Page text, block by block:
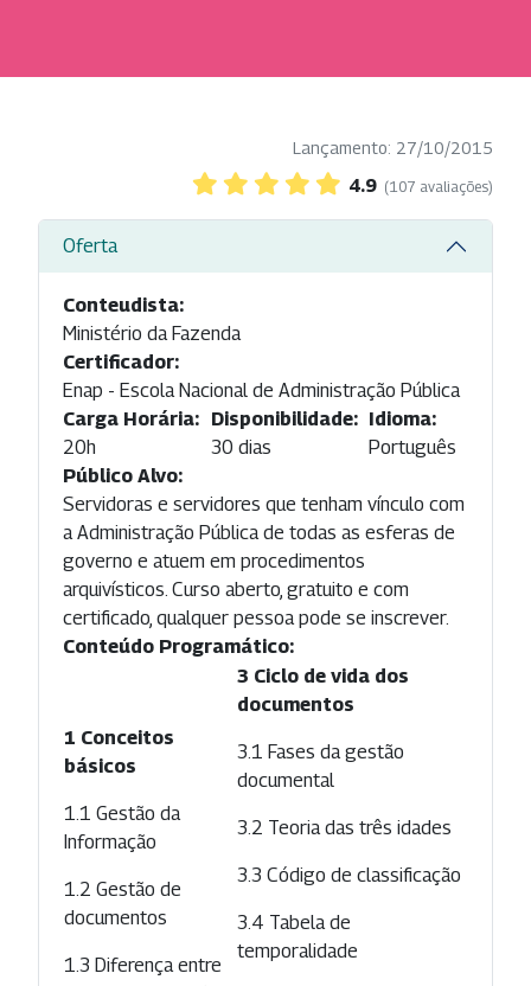
Lançamento: 27/10/2015
4.9 (107 avaliações)
Oferta
Conteudista:
Ministério da Fazenda
Certificador:
Enap - Escola Nacional de Administração Pública
Carga Horária:
20h
Disponibilidade:
30 dias
Idioma:
Português
Público Alvo:
Servidoras e servidores que tenham vínculo com
a Administração Pública de todas as esferas de
governo e atuem em procedimentos
arquivísticos. Curso aberto, gratuito e com
certificado, qualquer pessoa pode se inscrever.
Conteúdo Programático:
1 Conceitos
básicos
1.1 Gestão da
Informação
1.2 Gestão de
documentos
1.3 Diferença entre
3 Ciclo de vida dos
documentos
3.1 Fases da gestão
documental
3.2 Teoria das três idades
3.3 Código de classificação
3.4 Tabela de
temporalidade